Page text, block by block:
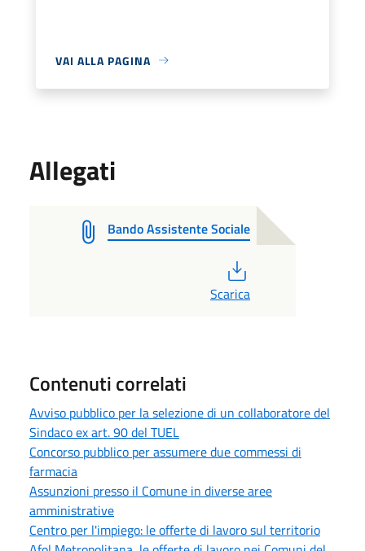
VAI ALLA PAGINA
Allegati
Bando Assistente Sociale
Scarica
Contenuti correlati
Avviso pubblico per la selezione di un collaboratore del
Sindaco ex art. 90 del TUEL
Concorso pubblico per assumere due commessi di
farmacia
Assunzioni presso il Comune in diverse aree
amministrative
Centro per l'impiego: le offerte di lavoro sul territorio